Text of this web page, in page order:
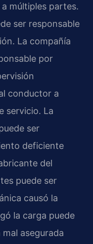
múltiples partes.
ser responsable
La compañía
por
conductor a
servicio. La
ser
deficiente
del
puede ser
causó la
la carga puede
asegurada